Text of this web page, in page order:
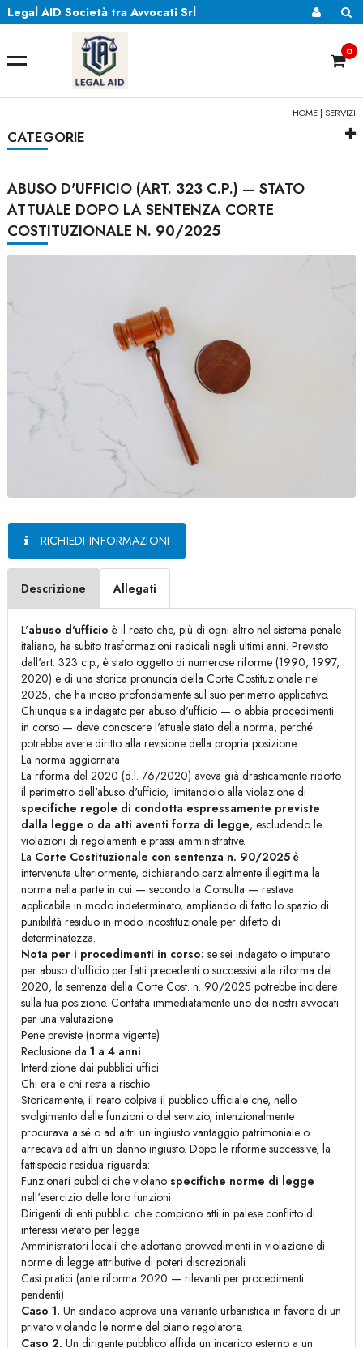
Legal AID Società tra Avvocati Srl
0
HOME |SERVIZI
CATEGORIE
ABUSO D'UFFICIO (ART. 323 C.P.) — STATO
ATTUALE DOPO LA SENTENZA CORTE
COSTITUZIONALE N. 90/2025
RICHIEDI INFORMAZIONI
Descrizione Allegati
L'abuso d'ufficio è il reato che, più di ogni altro nel sistema penale
italiano, ha subito trasformazioni radicali negli ultimi anni. Previsto
dall'art. 323 c.p., è stato oggetto di numerose riforme (1990, 1997,
2020) e di una storica pronuncia della Corte Costituzionale nel
2025, che ha inciso profondamente sul suo perimetro applicativo.
Chiunque sia indagato per abuso d'ufficio — o abbia procedimenti
in corso — deve conoscere l'attuale stato della norma, perché
potrebbe avere diritto alla revisione della propria posizione.
La norma aggiornata
La riforma del 2020 (d.l. 76/2020) aveva già drasticamente ridotto
il perimetro dell'abuso d'ufficio, limitandolo alla violazione di
specifiche regole di condotta espressamente previste
dalla legge o da atti aventi forza di legge, escludendo le
violazioni di regolamenti e prassi amministrative.
La Corte Costituzionale con sentenza n. 90/2025è
intervenuta ulteriormente, dichiarando parzialmente illegittima la
norma nella parte in cui — secondo la Consulta — restava
applicabile in modo indeterminato, ampliando di fatto lo spazio di
punibilità residuo in modo incostituzionale per difetto di
determinatezza.
Nota per i procedimenti in corso: se sei indagato o imputato
per abuso d'ufficio per fatti precedenti o successivi alla riforma del
2020, la sentenza della Corte Cost. n. 90/2025 potrebbe incidere
sulla tua posizione. Contatta immediatamente uno dei nostri avvocati
per una valutazione.
Pene previste (norma vigente)
Reclusione da 1 a 4 anni
Interdizione dai pubblici uffici
Chi era e chi resta a rischio
Storicamente, il reato colpiva il pubblico ufficiale che, nello
svolgimento delle funzioni o del servizio, intenzionalmente
procurava a sé o ad altri un ingiusto vantaggio patrimoniale o
arrecava ad altri un danno ingiusto. Dopo le riforme successive, la
fattispecie residua riguarda:
Funzionari pubblici che violano specifiche norme di legge
nell'esercizio delle loro funzioni
Dirigenti di enti pubblici che compiono atti in palese conflitto di
interessi vietato per legge
Amministratori locali che adottano provvedimenti in violazione di
norme di legge attributive di poteri discrezionali
Casi pratici (ante riforma 2020 — rilevanti per procedimenti
pendenti)
Caso 1. Un sindaco approva una variante urbanistica in favore di un
privato violando le norme del piano regolatore.
Caso 2. Un dirigente pubblico affida un incarico esterno a un